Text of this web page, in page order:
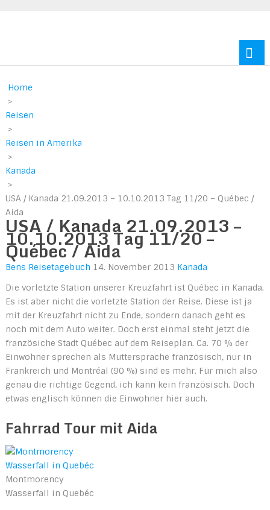
Home
>
Reisen
>
Reisen in Amerika
>
Kanada
>
USA / Kanada 21.09.2013 – 10.10.2013 Tag 11/20 – Québec /
Aida
USA / Kanada 21.09.2013 –
10.10.2013 Tag 11/20 –
Québec / Aida
Bens Reisetagebuch 14. November 2013 Kanada
Die vorletzte Station unserer Kreuzfahrt ist Québec in Kanada.
Es ist aber nicht die vorletzte Station der Reise. Diese ist ja
mit der Kreuzfahrt nicht zu Ende, sondern danach geht es
noch mit dem Auto weiter. Doch erst einmal steht jetzt die
französiche Stadt Québec auf dem Reiseplan. Ca. 70 % der
Einwohner sprechen als Muttersprache französisch, nur in
Frankreich und Montréal (90 %) sind es mehr. Für mich also
genau die richtige Gegend, ich kann kein französisch. Doch
etwas englisch können die Einwohner hier auch.
Fahrrad Tour mit Aida
Montmorency
Wasserfall in Quebéc